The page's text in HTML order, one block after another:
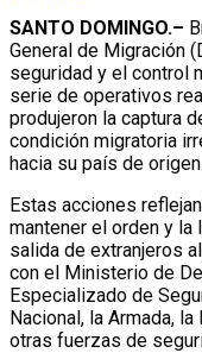
SANTO DOMINGO.–
General de Migración
seguridad y el control
serie de operativos
produjeron la captura
condición migratoria
hacia su país de origen.
Estas acciones
mantener el orden y la
salida de extranjeros
con el Ministerio de
Especializado de
Nacional, la Armada,
otras fuerzas de